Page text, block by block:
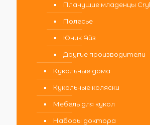
Плачущие младенцы
Полесье
Юник Айз
Другие производители
Кукольные дома
Кукольные коляски
Мебель для кукол
Наборы доктора